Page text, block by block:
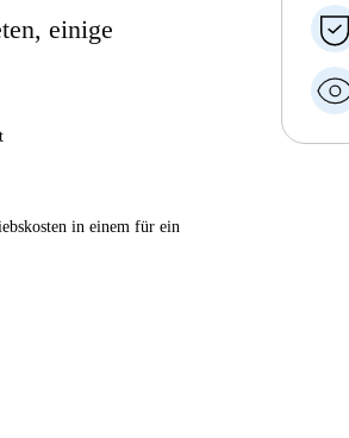
einige
in einem für ein